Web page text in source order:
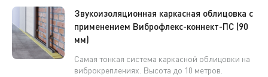
Звукоизоляционная каркасная облицовка с
применением Виброфлекс-коннект-ПС (90
мм)
Самая тонкая система каркасной облицовки на
виброкреплениях. Высота до 10 метров.